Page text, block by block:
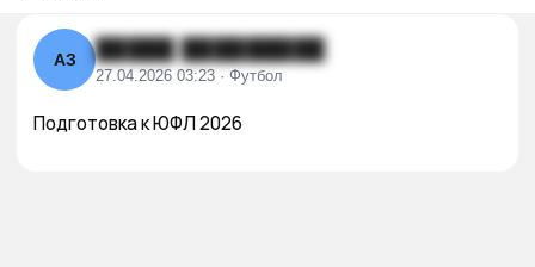
АЗ █████ █████████
27.04.2026 03:23 · Футбол
Подготовка к ЮФЛ 2026